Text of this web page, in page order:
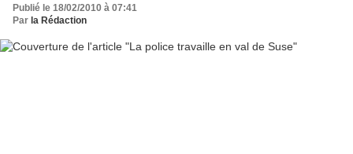
Publié le 18/02/2010 à 07:41
Par la Rédaction